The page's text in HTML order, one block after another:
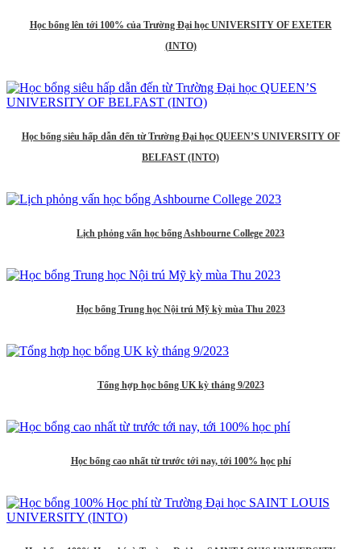
Học bổng lên tới 100% của Trường Đại học UNIVERSITY OF EXETER
(INTO)
Học bổng siêu hấp dẫn đến từ Trường Đại học QUEEN’S UNIVERSITY OF
BELFAST (INTO)
Lịch phỏng vấn học bổng Ashbourne College 2023
Học bổng Trung học Nội trú Mỹ kỳ mùa Thu 2023
Tổng hợp học bổng UK kỳ tháng 9/2023
Học bổng cao nhất từ trước tới nay, tới 100% học phí